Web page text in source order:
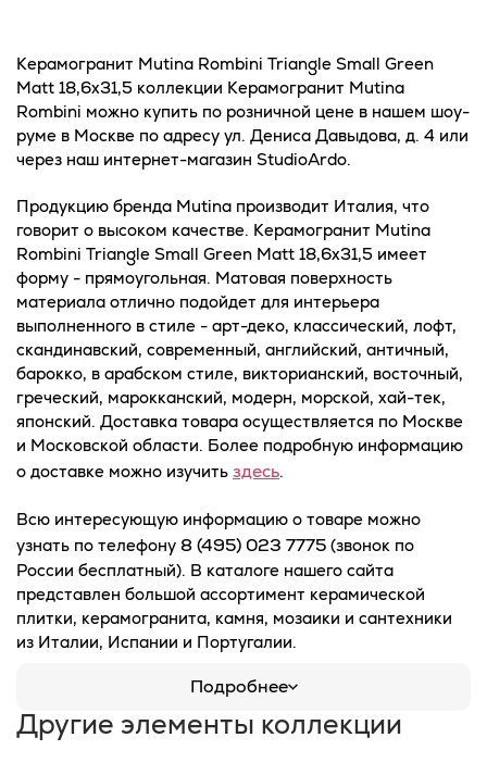
Керамогранит Mutina Rombini Triangle Small Green
Matt 18,6x31,5 коллекции Керамогранит Mutina
Rombini можно купить по розничной цене в нашем шоу-
руме в Москве по адресу ул. Дениса Давыдова, д. 4 или
через наш интернет-магазин StudioArdo.
Продукцию бренда Mutina производит Италия, что
говорит о высоком качестве. Керамогранит Mutina
Rombini Triangle Small Green Matt 18,6x31,5 имеет
форму - прямоугольная. Матовая поверхность
материала отлично подойдет для интерьера
выполненного в стиле - арт-деко, классический, лофт,
скандинавский, современный, английский, античный,
барокко, в арабском стиле, викторианский, восточный,
греческий, марокканский, модерн, морской, хай-тек,
японский. Доставка товара осуществляется по Москве
и Московской области. Более подробную информацию
о доставке можно изучить здесь.
Всю интересующую информацию о товаре можно
узнать по телефону 8 (495) 023 7775 (звонок по
России бесплатный). В каталоге нашего сайта
представлен большой ассортимент керамической
плитки, керамогранита, камня, мозаики и сантехники
из Италии, Испании и Португалии.
Подробнее
Другие элементы коллекции